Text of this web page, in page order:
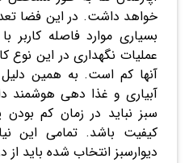
خواهد داشت. در این فضا
بسیاری موارد فاصله کاربر
عملیات نگهداری در این
آنها کم است. به همین دلیل
آبیاری و غذا دهی هوشمند
سبز نباید در زمان کم
کیفیت باشد. تمامی این
دیوارسبز انتخاب شده باید